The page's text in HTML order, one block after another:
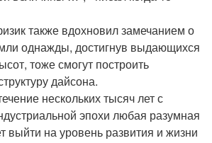
также вдохновил замечанием о
однажды, достигнув выдающихся
тоже смогут построить
дайсона.
нескольких тысяч лет с
эпохи любая разумная
выйти на уровень развития и жизни